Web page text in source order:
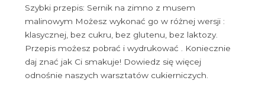
Szybki przepis: Sernik na zimno z musem
malinowym Możesz wykonać go w różnej wersji :
klasycznej, bez cukru, bez glutenu, bez laktozy.
Przepis możesz pobrać i wydrukować . Koniecznie
daj znać jak Ci smakuje! Dowiedz się więcej
odnośnie naszych warsztatów cukierniczych.